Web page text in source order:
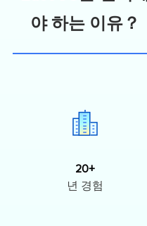
야 하는 이유？
20+
년 경험